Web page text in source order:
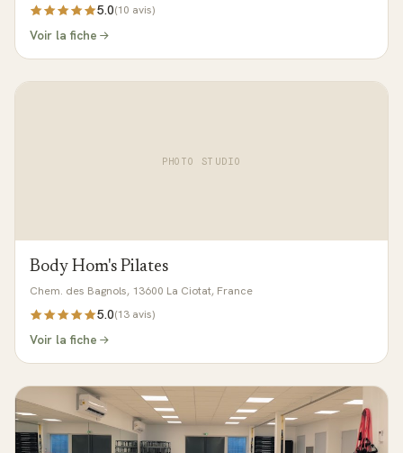
5.0(10 avis)
Voir la fiche
PHOTO STUDIO
Body Hom's Pilates
Chem. des Bagnols, 13600 La Ciotat, France
5.0(13 avis)
Voir la fiche